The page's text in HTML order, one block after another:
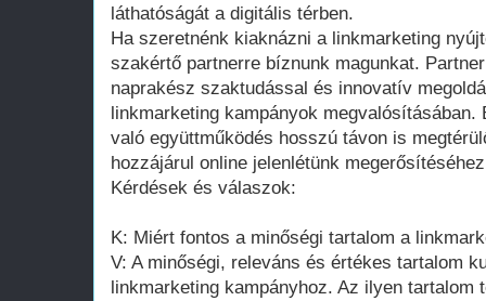
láthatóságát a digitális térben.
Ha szeretnénk kiaknázni a linkmarketing
szakértő partnerre bíznunk magunkat.
naprakész szaktudással és innovatív
linkmarketing kampányok megvalósításában.
való együttműködés hosszú távon is
hozzájárul online jelenlétünk
Kérdések és válaszok:
K: Miért fontos a minőségi tartalom a
V: A minőségi, releváns és értékes tartalom
linkmarketing kampányhoz. Az ilyen tartalom